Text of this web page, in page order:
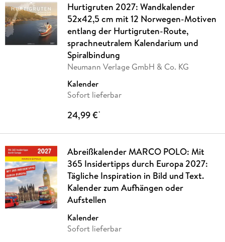
Hurtigruten 2027: Wandkalender
52x42,5 cm mit 12 Norwegen-Motiven
entlang der Hurtigruten-Route,
sprachneutralem Kalendarium und
Spiralbindung
Neumann Verlage GmbH & Co. KG
Kalender
Sofort lieferbar
24,99 €*
Abreißkalender MARCO POLO: Mit
365 Insidertipps durch Europa 2027:
Tägliche Inspiration in Bild und Text.
Kalender zum Aufhängen oder
Aufstellen
Kalender
Sofort lieferbar